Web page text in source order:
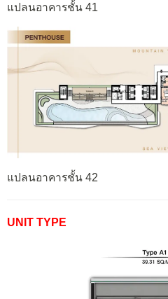
แปลนอาคารชั้น 41
แปลนอาคารชั้น 42
UNIT TYPE